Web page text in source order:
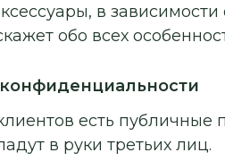
в
обо всех
есть публичные
в руки третьих лиц.